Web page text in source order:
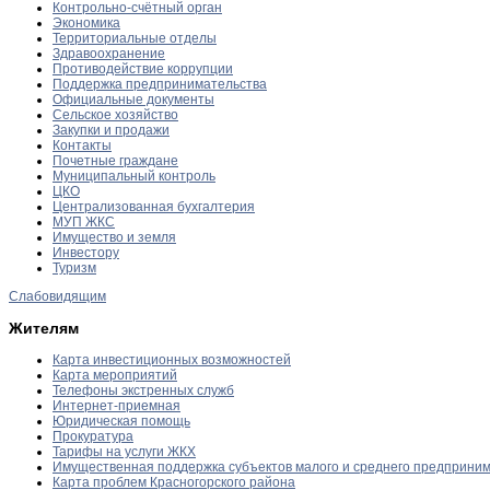
Контрольно-счётный орган
Экономика
Территориальные отделы
Здравоохранение
Противодействие коррупции
Поддержка предпринимательства
Официальные документы
Сельское хозяйство
Закупки и продажи
Контакты
Почетные граждане
Муниципальный контроль
ЦКО
Централизованная бухгалтерия
МУП ЖКС
Имущество и земля
Инвестору
Туризм
Слабовидящим
Жителям
Карта инвестиционных возможностей
Карта мероприятий
Телефоны экстренных служб
Интернет-приемная
Юридическая помощь
Прокуратура
Тарифы на услуги ЖКХ
Имущественная поддержка субъектов малого и среднего
Карта проблем Красногорского района